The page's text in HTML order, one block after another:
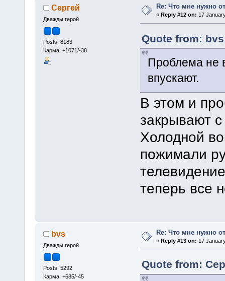
Сергей
Дважды герой
Posts: 8183
Карма: +1071/-38
Re: Что мне нужно
«Reply #12 on: 17
Quote from:
Проблема не
впускают.
В этом и
закрывают
Холодной
пожимали
теперь все
bvs
Дважды герой
Posts: 5292
Карма: +685/-45
Re: Что мне нужно
«Reply #13 on: 17
Quote from: